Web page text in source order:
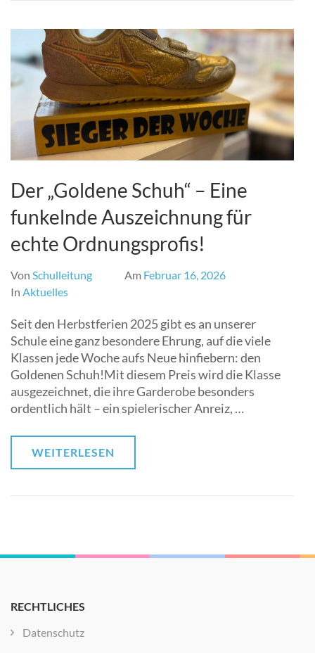
Der „Goldene Schuh“ – Eine
funkelnde Auszeichnung für
echte Ordnungsprofis!
Von Schulleitung Am Februar 16, 2026
In Aktuelles
Seit den Herbstferien 2025 gibt es an unserer
Schule eine ganz besondere Ehrung, auf die viele
Klassen jede Woche aufs Neue hinfiebern: den
Goldenen Schuh!Mit diesem Preis wird die Klasse
ausgezeichnet, die ihre Garderobe besonders
ordentlich hält – ein spielerischer Anreiz, …
WEITERLESEN
RECHTLICHES
Datenschutz